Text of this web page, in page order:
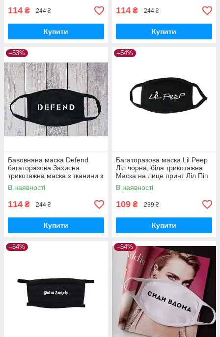
114 ₴ 244 ₴
Купити
114 ₴ 244 ₴
Купити
–53%
Бавовняна маска Defend
багаторазова Захисна
трикотажна маска з тканини з
логотипом Дефенд Дефенд
на резинках
В наявності
114 ₴ 244 ₴
Купити
–54%
Багаторазова маска Lil Peep
Ліл чорна, біла трикотажна
Маска на лице принт Ліл Піп
доросла, підліткова
В наявності
109 ₴ 239 ₴
Купити
–54% –54%